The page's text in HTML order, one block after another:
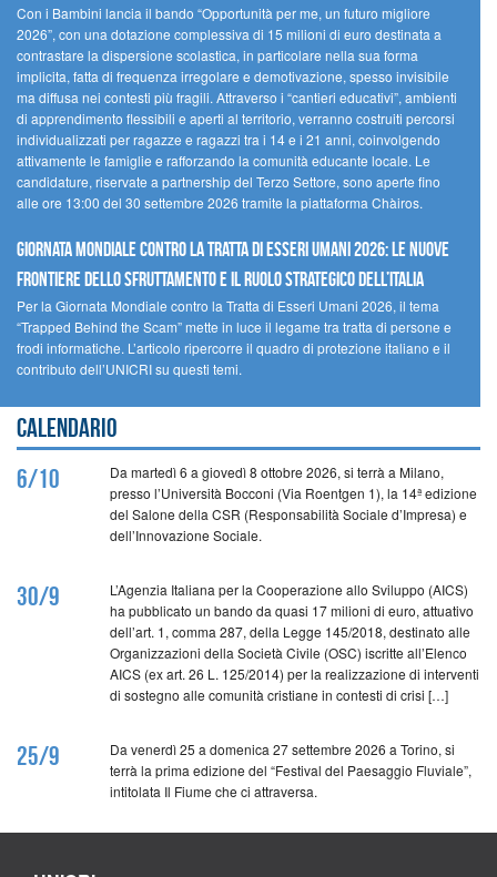
Con i Bambini lancia il bando “Opportunità per me, un futuro migliore
2026”, con una dotazione complessiva di 15 milioni di euro destinata a
contrastare la dispersione scolastica, in particolare nella sua forma
implicita, fatta di frequenza irregolare e demotivazione, spesso invisibile
ma diffusa nei contesti più fragili. Attraverso i “cantieri educativi”, ambienti
di apprendimento flessibili e aperti al territorio, verranno costruiti percorsi
individualizzati per ragazze e ragazzi tra i 14 e i 21 anni, coinvolgendo
attivamente le famiglie e rafforzando la comunità educante locale. Le
candidature, riservate a partnership del Terzo Settore, sono aperte fino
alle ore 13:00 del 30 settembre 2026 tramite la piattaforma Chàiros.
GIORNATA MONDIALE CONTRO LA TRATTA DI ESSERI UMANI 2026: LE NUOVE
FRONTIERE DELLO SFRUTTAMENTO E IL RUOLO STRATEGICO DELL’ITALIA
Per la Giornata Mondiale contro la Tratta di Esseri Umani 2026, il tema
“Trapped Behind the Scam” mette in luce il legame tra tratta di persone e
frodi informatiche. L’articolo ripercorre il quadro di protezione italiano e il
contributo dell’UNICRI su questi temi.
Calendario
6/10
Da martedì 6 a giovedì 8 ottobre 2026, si terrà a Milano,
presso l’Università Bocconi (Via Roentgen 1), la 14ª edizione
del Salone della CSR (Responsabilità Sociale d’Impresa) e
dell’Innovazione Sociale.
30/9
L’Agenzia Italiana per la Cooperazione allo Sviluppo (AICS)
ha pubblicato un bando da quasi 17 milioni di euro, attuativo
dell’art. 1, comma 287, della Legge 145/2018, destinato alle
Organizzazioni della Società Civile (OSC) iscritte all’Elenco
AICS (ex art. 26 L. 125/2014) per la realizzazione di interventi
di sostegno alle comunità cristiane in contesti di crisi […]
25/9
Da venerdì 25 a domenica 27 settembre 2026 a Torino, si
terrà la prima edizione del “Festival del Paesaggio Fluviale”,
intitolata Il Fiume che ci attraversa.